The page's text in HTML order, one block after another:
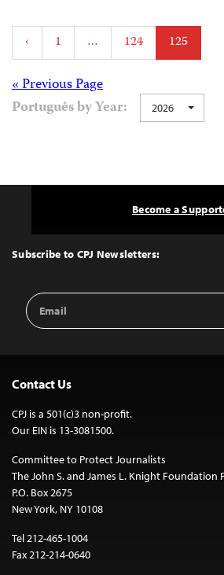
Posts
pagination
‹ 1 … 124 125
Posts
navigation
« Previous Page
Português by Year:
2026
Top
Subscribe to CPJ Newsletters:
Email
Address
Become a
Contact Us
CPJ is a 501(c)3 non-profit.
Our EIN is 13-3081500.
Committee to Protect Journalists
The John S. and James L. Knight Foundation
P.O. Box 2675
New York, NY 10108
Tel 212-465-1004
Fax 212-214-0640